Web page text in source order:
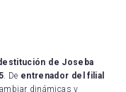
de Joseba
. De entrenador del filial
dinámicas y